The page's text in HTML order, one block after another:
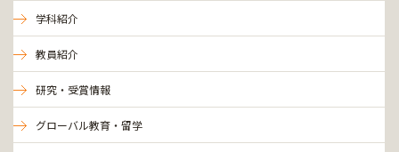
学科紹介
教員紹介
研究・受賞情報
グローバル教育・留学